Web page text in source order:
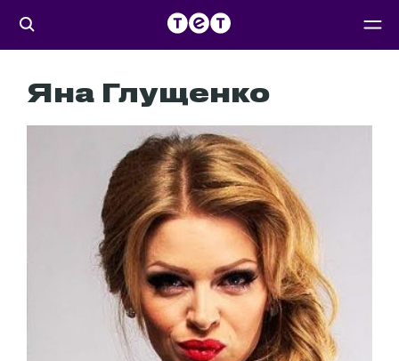
Яна Глущенко